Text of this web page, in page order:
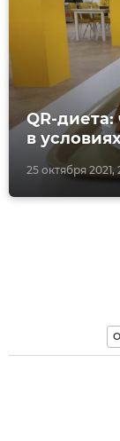
25 октября 2021,
QR-
в